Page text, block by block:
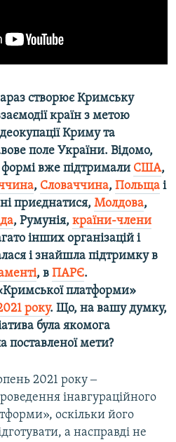
створює Кримську
країн з метою
Криму та
поле України. Відомо,
вже підтримали США,
, Словаччина, Польща і
приєднатися, Молдова,
, Румунія, країни-члени
інших організацій і
і знайшла підтримку в
, в ПАРЄ.
платформи»
року. Що, на вашу думку,
була якомога
поставленої мети?
2021 року ‒
інавгураційного
оскільки його
а насправді не